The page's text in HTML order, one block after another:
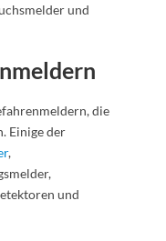
und
die
Einige der
,
und